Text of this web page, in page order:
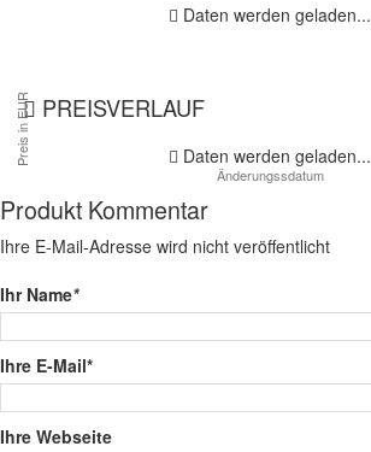
Daten werden geladen...
PREISVERLAUF
Daten werden geladen...
Produkt Kommentar
Ihre E-Mail-Adresse wird nicht veröffentlicht
Ihr Name*
Ihre E-Mail*
Ihre Webseite